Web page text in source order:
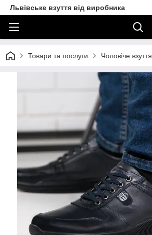
Львівське взуття від виробника
Товари та послуги Чоловіче взуття